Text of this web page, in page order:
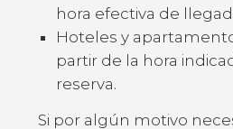
hora efectiva de
Hoteles y
partir de la hora
reserva.
Si por algún motivo